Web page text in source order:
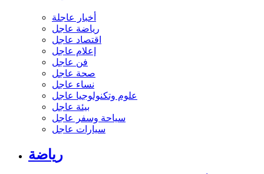
أخبار عاجلة
رياضة عاجل
اقتصاد عاجل
إعلام عاجل
فن عاجل
صحة عاجل
نساء عاجل
علوم وتكنولوجيا عاجل
بيئة عاجل
سياحة وسفر عاجل
سيارات عاجل
رياضة